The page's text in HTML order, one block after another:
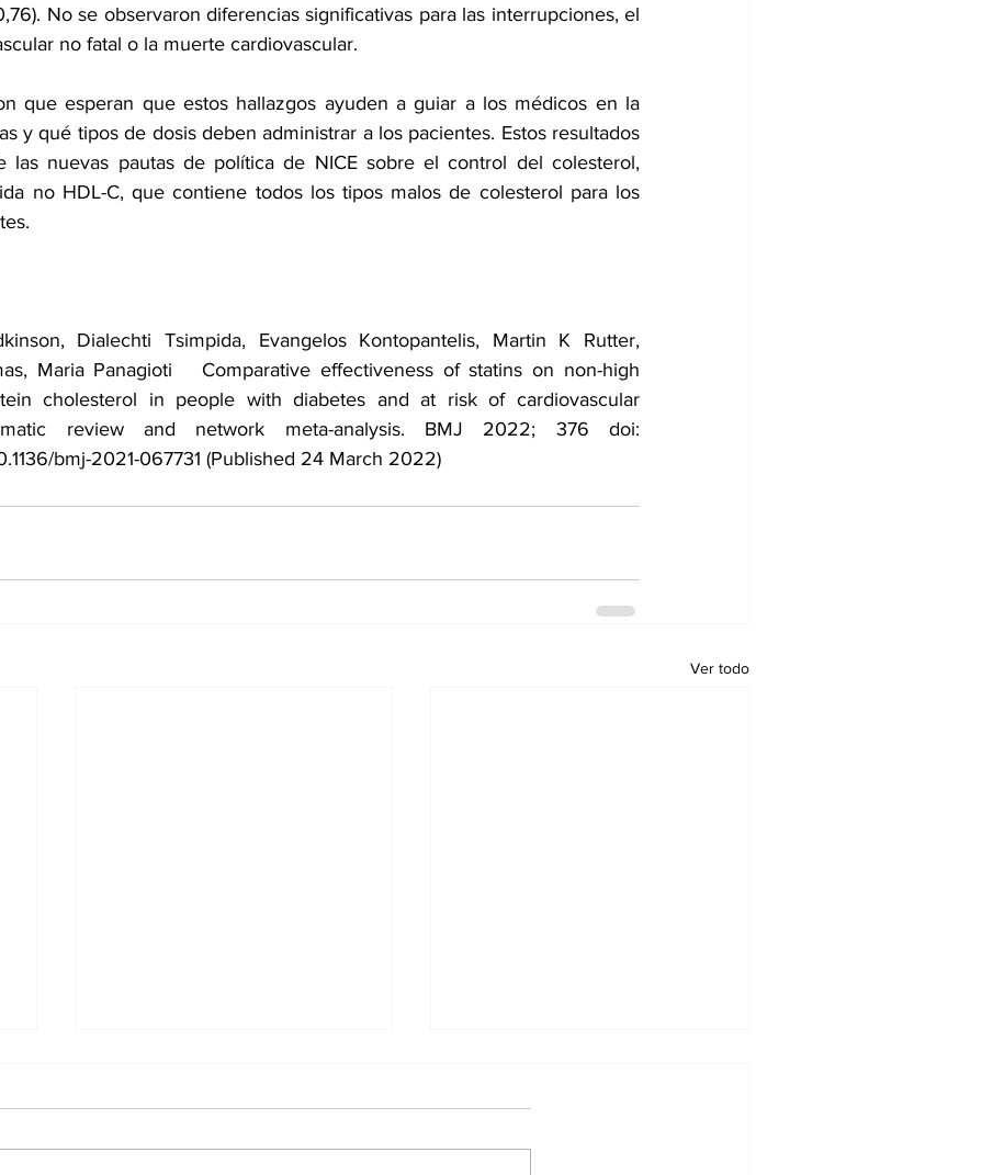
No se observaron diferencias significativas para las interrupciones, el
no fatal o la muerte cardiovascular.
que esperan que estos hallazgos ayuden a guiar a los médicos en la
y qué tipos de dosis deben administrar a los pacientes. Estos resultados
las nuevas pautas de política de NICE sobre el control del colesterol,
no HDL-C, que contiene todos los tipos malos de colesterol para los
Dialechti Tsimpida, Evangelos Kontopantelis, Martin K Rutter,
Maria Panagioti   Comparative effectiveness of statins on non-high
cholesterol in people with diabetes and at risk of cardiovascular
review and network meta-analysis.
bmj-2021-067731 (Published 24 March 2022)
Ver todo